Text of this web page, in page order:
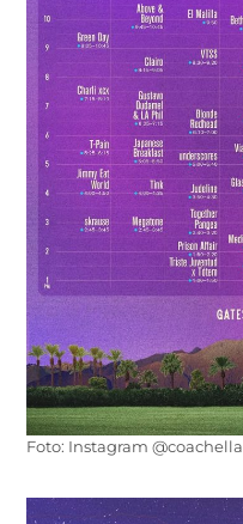
Foto: Instagram @coachella